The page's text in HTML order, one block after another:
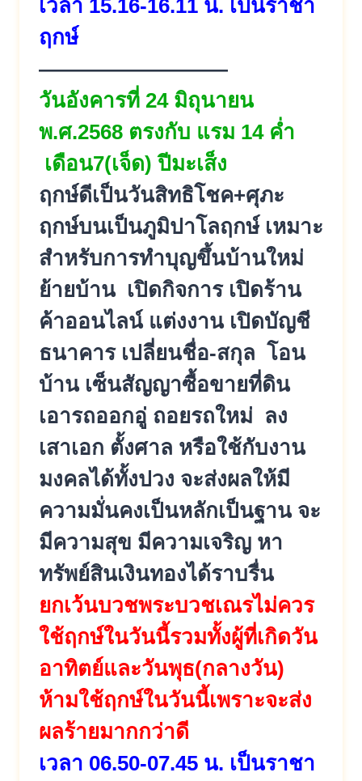
เวลา 15.16-16.11 น. เป็นราชา
ฤกษ์
—————————
วันอังคารที่ 24 มิถุนายน
พ.ศ.2568 ตรงกับ แรม 14 ค่ำ
เดือน7(เจ็ด) ปีมะเส็ง
ฤกษ์ดีเป็นวันสิทธิโชค+ศุภะ
ฤกษ์บนเป็นภูมิปาโลฤกษ์ เหมาะ
สำหรับการทำบุญขึ้นบ้านใหม่
ย้ายบ้าน เปิดกิจการ เปิดร้าน
ค้าออนไลน์ แต่งงาน เปิดบัญชี
ธนาคาร เปลี่ยนชื่อ-สกุล โอน
บ้าน เซ็นสัญญาซื้อขายที่ดิน
เอารถออกอู่ ถอยรถใหม่ ลง
เสาเอก ตั้งศาล หรือใช้กับงาน
มงคลได้ทั้งปวง จะส่งผลให้มี
ความมั่นคงเป็นหลักเป็นฐาน จะ
มีความสุข มีความเจริญ หา
ทรัพย์สินเงินทองได้ราบรื่น
ยกเว้นบวชพระบวชเณรไม่ควร
ใช้ฤกษ์ในวันนี้รวมทั้งผู้ที่เกิดวัน
อาทิตย์และวันพุธ(กลางวัน)
ห้ามใช้ฤกษ์ในวันนี้เพราะจะส่ง
ผลร้ายมากกว่าดี
เวลา 06.50-07.45 น. เป็นราชา